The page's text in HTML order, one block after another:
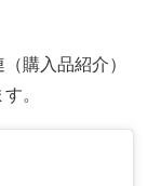
購入品紹介）
。